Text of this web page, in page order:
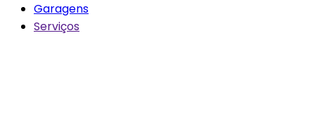
Garagens
Serviços